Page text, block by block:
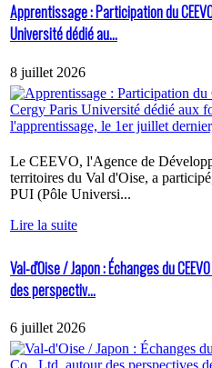
Apprentissage : Participation du
Université dédié au...
8 juillet 2026
Le CEEVO, l'Agence de
territoires du Val d'Oise, a
PUI (Pôle Universi...
Lire la suite
Val-d'Oise / Japon : Échanges du
des perspectiv...
6 juillet 2026